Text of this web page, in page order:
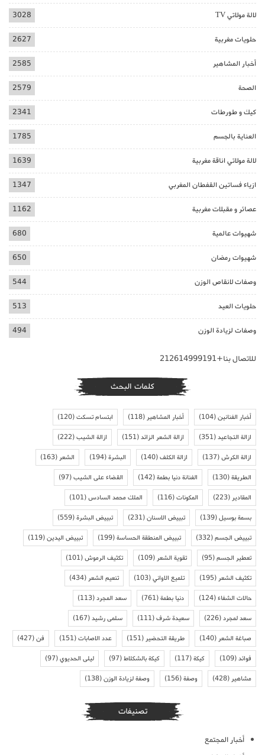
لالة مولاتي TV 3028
حلويات مغربية 2627
أخبار المشاهير 2585
الصحة 2579
كيك و طورطات 2341
العناية بالجسم 1785
لالة مولاتي اناقة مغربية 1639
ازياء فساتين القفطان المغربي 1347
عصائر و مقبلات مغربية 1162
شهيوات عالمية 680
شهيوات رمضان 650
وصفات لانقاص الوزن 544
حلويات العيد 513
وصفات لزيادة الوزن 494
للاتصال بنا+212614999191
كلمات البحث
أخبار الفنانين(104) أخبار المشاهير(118) ابتسام تسكت(120)
ازالة التجاعيد(351) ازالة الشعر الزائد(151) ازالة الشيب(222)
ازالة الكرش(137) ازالة الكلف(140) البشرة(194) الشعر(163)
الطريقة(130) الفنانة دنيا بطمة(142) القضاء على الشيب(97)
المقادير(223) المكونات(116) الملك محمد السادس(101)
بسمة بوسيل(139) تبييض الاسنان(231) تبييض البشرة(559)
تبييض الجسم(332) تبييض المنطقة الحساسة(199) تبييض اليدين(119)
تعطير الجسم(95) تقوية الشعر(109) تكثيف الرموش(101)
تكثيف الشعر(195) تلميع الاواني(103) تنعيم الشعر(434)
حالات الشفاء(124) دنيا بطمة(761) سعد المجرد(113)
سعد لمجرد(226) سعيدة شرف(111) سلمى رشيد(167)
صباغة الشعر(140) طريقة التحضير(151) عدد الاصابات(151) فن(427)
فوائد(109) كيكة(117) كيكة بالشكلاط(97) ليلى الحديوي(97)
مشاهير(428) وصفة(156) وصفة لزيادة الوزن(138)
تصنيفات
أخبار المجتمع